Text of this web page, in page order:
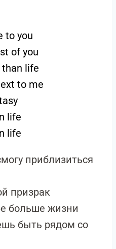
to you
of you
than life
to me
life
life
приблизиться
призрак
больше жизни
быть рядом со